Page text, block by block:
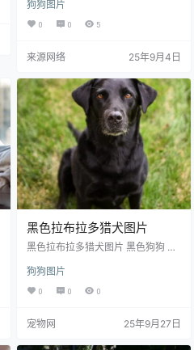
笑呵呵对着人家叫两声,而养
了这货的铲屎官都表示这是
会干别的了…
的话，按萨摩耶这性格，可能也就
狗狗图片
0 0 5
来源网络 25年9月4日
黑色拉布拉多猎犬图片
黑色拉布拉多猎犬图片 黑色狗狗 黑
黑色狗 宠物狗 家养 家犬 动物 生物
世界 图片大全 高清图片下载 分辨
率:350DPI 尺寸：3512x5269编号
G文件，提供 3512x5269，1080*1
狗狗图片
0 0 0
宠物网 25年9月27日